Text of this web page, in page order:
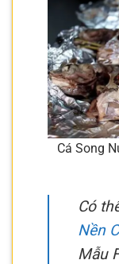
Cá Song
Có
Nền
Mẫu